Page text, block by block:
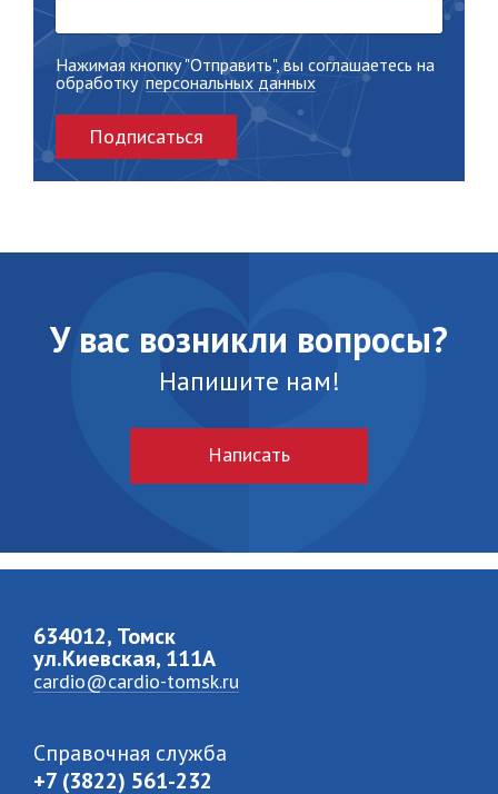
Нажимая кнопку "Отправить", вы соглашаетесь на
обработку персональных данных
Подписаться
У вас возникли вопросы?
Напишите нам!
Написать
634012, Томск
ул.Киевская, 111A
cardio@cardio-tomsk.ru
Справочная служба
+7 (3822) 561-232